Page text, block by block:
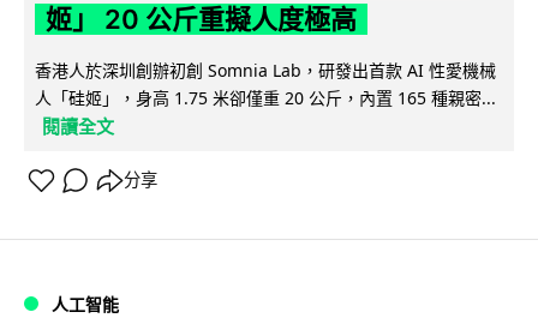
姬」 20 公斤重擬人度極高
香港人於深圳創辦初創 Somnia Lab，研發出首款 AI 性愛機械
人「硅姬」，身高 1.75 米卻僅重 20 公斤，內置 165 種親密...
閱讀全文
分享
人工智能